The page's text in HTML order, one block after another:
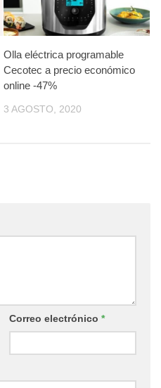
Olla eléctrica programable
Cecotec a precio económico
online -47%
3 AGOSTO, 2020
Correo electrónico *